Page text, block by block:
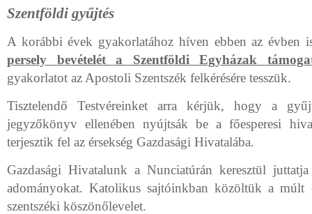
Szentföldi gyűjtés
A korábbi évek gyakorlatához híven ebben az évben
persely bevételét a Szentföldi Egyházak
gyakorlatot az Apostoli Szentszék felkérésére tesszük.
Tisztelendő Testvéreinket arra kérjük, hogy a
jegyzőkönyv ellenében nyújtsák be a főesperesi
terjesztik fel az érsekség Gazdasági Hivatalába.
Gazdasági Hivatalunk a Nunciatúrán keresztül
adományokat. Katolikus sajtóinkban közöltük a múlt
szentszéki köszönőlevelet.